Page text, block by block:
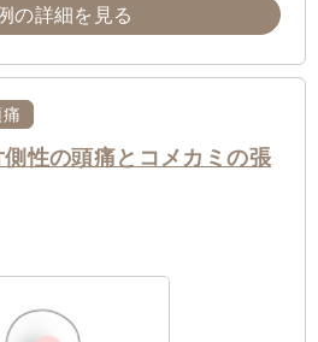
の詳細を見る
性の頭痛とコメカミの張